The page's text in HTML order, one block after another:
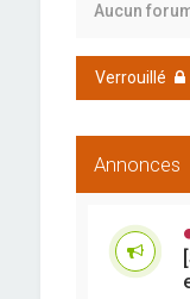
Aucun
Verrouillé
Annonces